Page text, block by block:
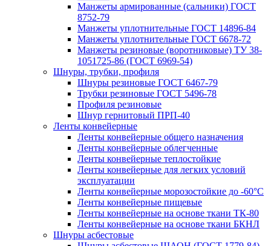
Манжеты армированные (сальники) ГОСТ
8752-79
Манжеты уплотнительные ГОСТ 14896-84
Манжеты уплотнительные ГОСТ 6678-72
Манжеты резиновые (воротниковые) ТУ 38-
1051725-86 (ГОСТ 6969-54)
Шнуры, трубки, профиля
Шнуры резиновые ГОСТ 6467-79
Трубки резиновые ГОСТ 5496-78
Профиля резиновые
Шнур гернитовый ПРП-40
Ленты конвейерные
Ленты конвейерные общего назначения
Ленты конвейерные облегченные
Ленты конвейерные теплостойкие
Ленты конвейерные для легких условий
эксплуатации
Ленты конвейерные морозостойкие до -60°С
Ленты конвейерные пищевые
Ленты конвейерные на основе ткани ТК-80
Ленты конвейерные на основе ткани БКНЛ
Шнуры асбестовые